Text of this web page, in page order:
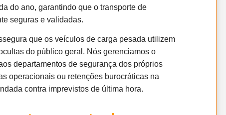
do ano, garantindo que o transporte de
seguras e validadas.
que os veículos de carga pesada utilizem
do público geral. Nós gerenciamos o
departamentos de segurança dos próprios
operacionais ou retenções burocráticas na
contra imprevistos de última hora.